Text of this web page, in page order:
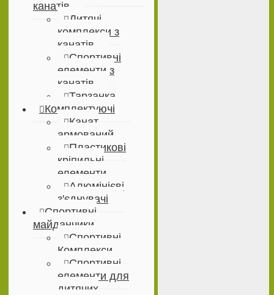
канатів
Дитячі
комплекси з
канатів
Спортивні
елементи з
канатів
Тарзанка
Комплектуючі
Канат
армований
Пластикові
кріпильні
елементи
Алюмінієві
з'єднувачі
Спортивні
майданчики
Спортивні
Комплекси
Спортивні
елементи для
дитячих